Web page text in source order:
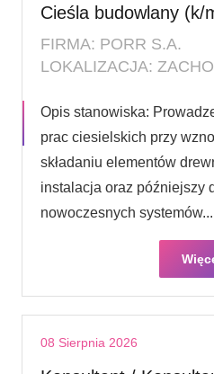
Cieśla budowlany (k/
FIRMA: PORR S.A.
LOKALIZACJA:
Opis stanowiska:
prac ciesielskich przy
składaniu elementów
instalacja oraz późniejszy
nowoczesnych systemów...
08 Sierpnia 2026